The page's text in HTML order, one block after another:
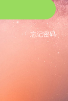
忘记密码